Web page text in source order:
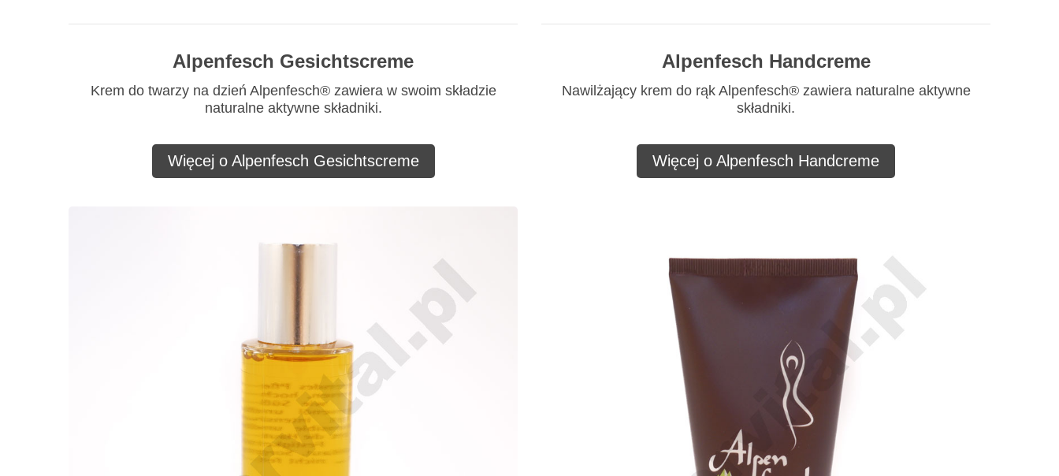
Alpenfesch Gesichtscreme
Krem do twarzy na dzień Alpenfesch® zawiera w swoim składzie
naturalne aktywne składniki.
Więcej o Alpenfesch Gesichtscreme
Alpenfesch Handcreme
Nawilżający krem do rąk Alpenfesch® zawiera naturalne aktywne
składniki.
Więcej o Alpenfesch Handcreme